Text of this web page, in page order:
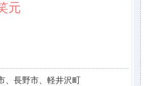
元
、長野市、軽井沢町